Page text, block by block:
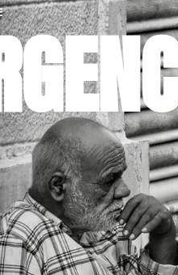
l’Ordre de Malte
de M’rémani,
nous